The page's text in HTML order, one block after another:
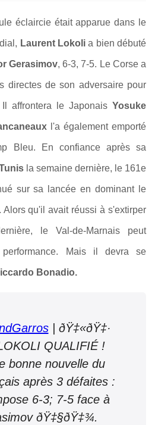
éclaircie était apparue dans le
Laurent Lokolia bien débuté
Gerasimov, 6-3, 7-5. Le Corse a
directes de son adversaire pour
affrontera le Japonais Yosuke
l'a également emporté
Bleu. En confiance après sa
la semaine dernière, le 161e
sur sa lancée en dominant le
Alors qu'il avait réussi à s'extirper
le Val-de-Marnais peut
Mais il devra se
Bonadio.
| ðŸ‡«ðŸ‡·
QUALIFIÉ !
bonne nouvelle du
après 3 défaites :
6-3; 7-5 face à
ðŸ‡§ðŸ‡¾.